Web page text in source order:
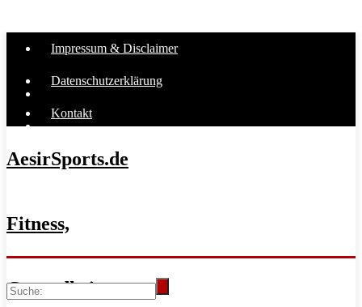
Impressum & Disclaimer
Datenschutzerklärung
Kontakt
AesirSports.de
Fitness,
Gesundheit